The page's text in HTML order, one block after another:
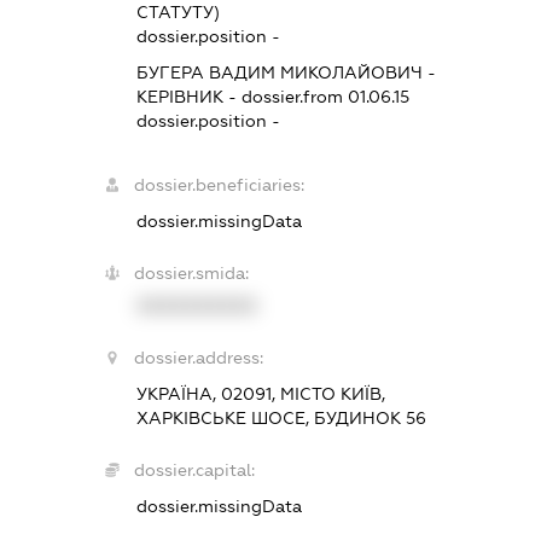
СТАТУТУ)
dossier.position -
БУГЕРА ВАДИМ МИКОЛАЙОВИЧ -
КЕРІВНИК - dossier.from 01.06.15
dossier.position -
dossier.beneficiaries:
dossier.missingData
dossier.smida:
dossier.address:
УКРАЇНА, 02091, МІСТО КИЇВ,
ХАРКІВСЬКЕ ШОСЕ, БУДИНОК 56
dossier.capital:
dossier.missingData